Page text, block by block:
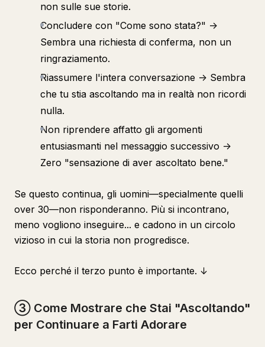
non sulle sue storie.
Concludere con "Come sono stata?" ->
Sembra una richiesta di conferma, non un
ringraziamento.
Riassumere l'intera conversazione -> Sembra
che tu stia ascoltando ma in realtà non ricordi
nulla.
Non riprendere affatto gli argomenti
entusiasmanti nel messaggio successivo ->
Zero "sensazione di aver ascoltato bene."
Se questo continua, gli uomini—specialmente quelli
over 30—non risponderanno. Più si incontrano,
meno vogliono inseguire... e cadono in un circolo
vizioso in cui la storia non progredisce.
Ecco perché il terzo punto è importante. ↓
③ Come Mostrare che Stai "Ascoltando"
per Continuare a Farti Adorare